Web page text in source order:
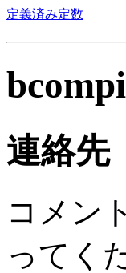
定義済み定数
連絡先
コメン
ってく